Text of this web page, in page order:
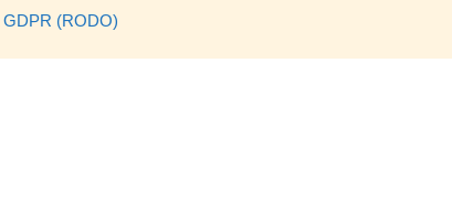
GDPR (RODO)